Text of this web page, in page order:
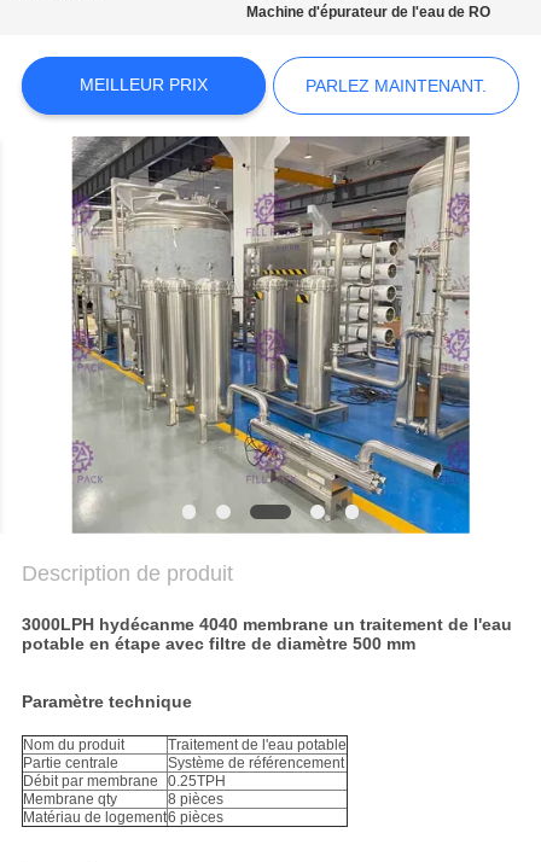
MAINTENANT.
PLAN
SITE
POLITIQUE
CONFIDENTIALITÉ
Machine d'épurateur de l'eau de RO
MEILLEUR PRIX PARLEZ MAINTENANT.
Description de produit
3000LPH hydécanme 4040 membrane un traitement de l'eau
potable en étape avec filtre de diamètre 500 mm
Paramètre technique
Nom du produit
Traitement de l'eau potable
Partie centrale
Système de référencement
Débit par membrane
0.25TPH
Membrane qty
8 pièces
Matériau de logement6 pièces